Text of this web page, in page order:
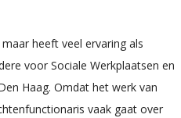
heeft veel ervaring als
voor Sociale Werkplaatsen en
Haag. Omdat het werk van
vaak gaat over